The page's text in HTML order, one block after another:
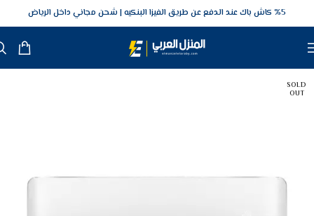
5‎% كاش باك عند الدفع عن طريق الفيزا البنكيه شحن مجاني داخل الرياض
SOLD
OUT